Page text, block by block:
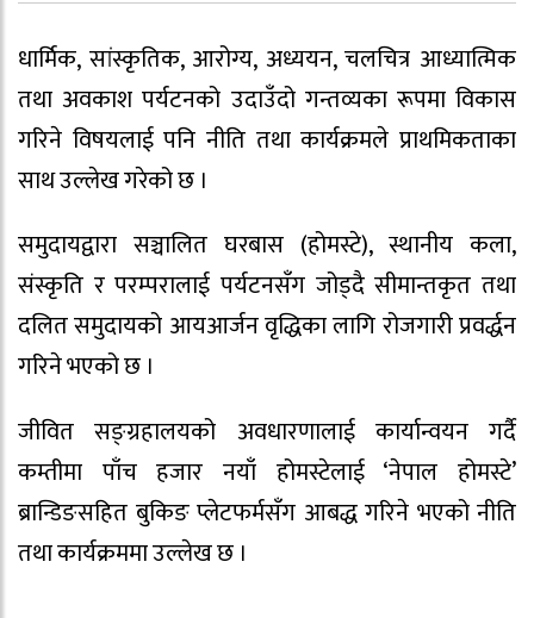
धार्मिक, सांस्कृतिक, आरोग्य, अध्ययन, चलचित्र आध्यात्मिक
तथा अवकाश पर्यटनको उदाउँदो गन्तव्यका रूपमा विकास
गरिने विषयलाई पनि नीति तथा कार्यक्रमले प्राथमिकताका
साथ उल्लेख गरेको छ ।
समुदायद्वारा सञ्चालित घरबास (होमस्टे), स्थानीय कला,
संस्कृति र परम्परालाई पर्यटनसँग जोड्दै सीमान्तकृत तथा
दलित समुदायको आयआर्जन वृद्धिका लागि रोजगारी प्रवर्द्धन
गरिने भएको छ ।
जीवित सङ्ग्रहालयको अवधारणालाई कार्यान्वयन गर्दै
कम्तीमा पाँच हजार नयाँ होमस्टेलाई ‘नेपाल होमस्टे’
ब्रान्डिङसहित बुकिङ प्लेटफर्मसँग आबद्ध गरिने भएको नीति
तथा कार्यक्रममा उल्लेख छ ।